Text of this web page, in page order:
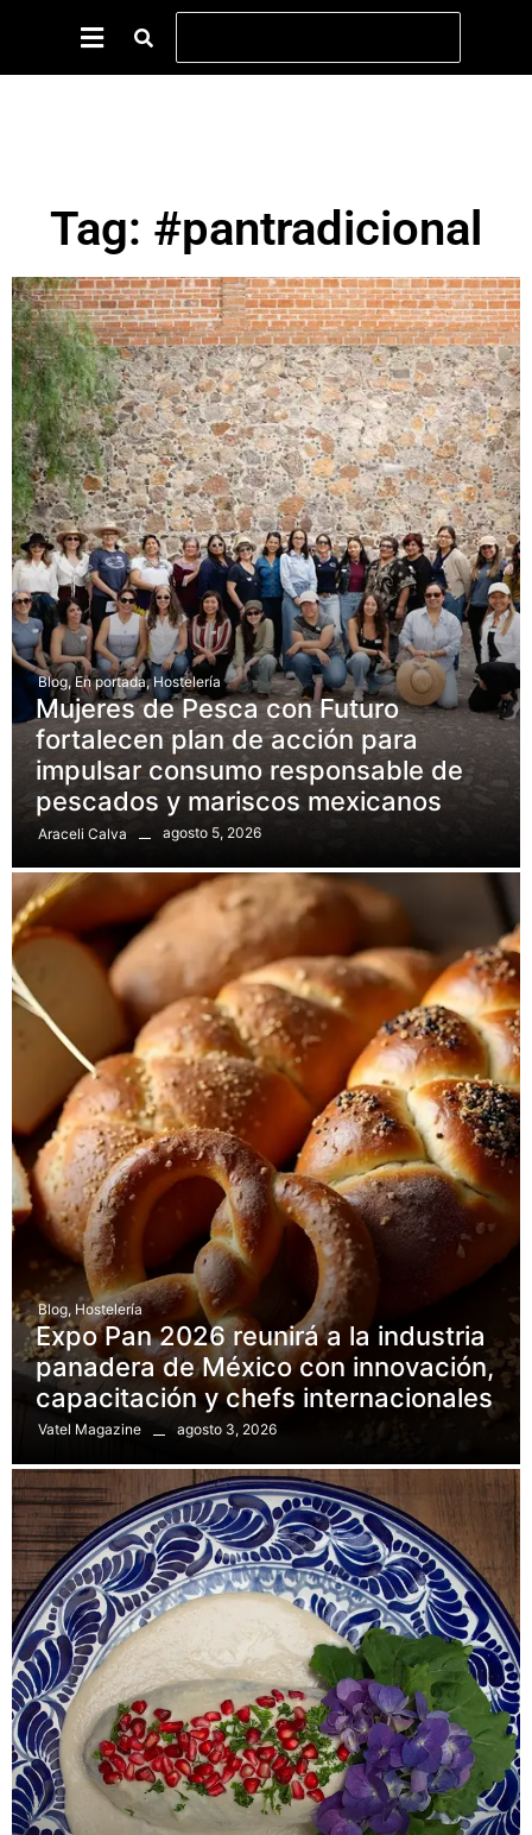
Tag: #pantradicional
Blog, En portada, Hostelería
Mujeres de Pesca con Futuro
fortalecen plan de acción para
impulsar consumo responsable de
pescados y mariscos mexicanos
Araceli Calva agosto 5, 2026
Blog, Hostelería
Expo Pan 2026 reunirá a la industria
panadera de México con innovación,
capacitación y chefs internacionales
Vatel Magazine agosto 3, 2026